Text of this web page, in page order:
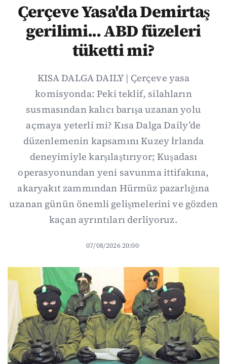
Çerçeve Yasa'da Demirtaş
gerilimi... ABD füzeleri
tüketti mi?
KISA DALGA DAILY | Çerçeve yasa
komisyonda: Peki teklif, silahların
susmasından kalıcı barışa uzanan yolu
açmaya yeterli mi? Kısa Dalga Daily’de
düzenlemenin kapsamını Kuzey İrlanda
deneyimiyle karşılaştırıyor; Kuşadası
operasyonundan yeni savunma ittifakına,
akaryakıt zammından Hürmüz pazarlığına
uzanan günün önemli gelişmelerini ve gözden
kaçan ayrıntıları derliyoruz.
07/08/2026 20:00·